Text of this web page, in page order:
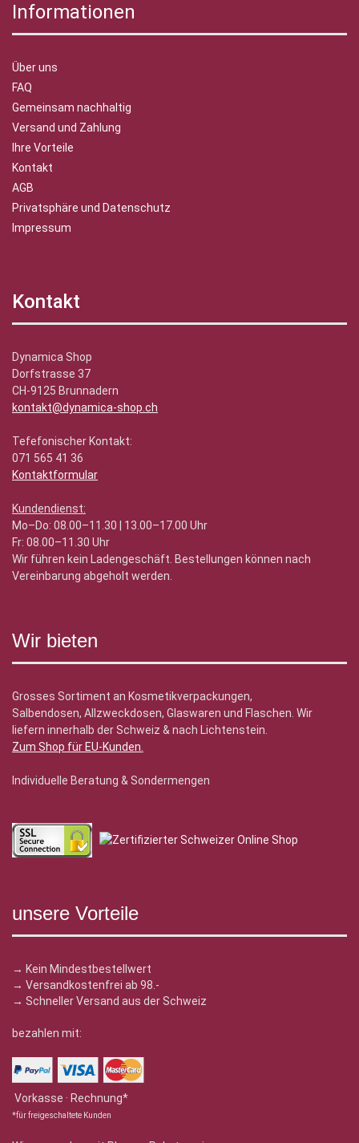
Informationen
Über uns
FAQ
Gemeinsam nachhaltig
Versand und Zahlung
Ihre Vorteile
Kontakt
AGB
Privatsphäre und Datenschutz
Impressum
Kontakt
Dynamica Shop
Dorfstrasse 37
CH-9125 Brunnadern
kontakt@dynamica-shop.ch
Tefefonischer Kontakt:
071 565 41 36
Kontaktformular
Kundendienst:
Mo–Do: 08.00–11.30 | 13.00–17.00 Uhr
Fr: 08.00–11.30 Uhr
Wir führen kein Ladengeschäft. Bestellungen können nach
Vereinbarung abgeholt werden.
Wir bieten
Grosses Sortiment an Kosmetikverpackungen,
Salbendosen, Allzweckdosen, Glaswaren und Flaschen. Wir
liefern innerhalb der Schweiz & nach Lichtenstein.
Zum Shop für EU-Kunden.
Individuelle Beratung & Sondermengen
unsere Vorteile
→ Kein Mindestbestellwert
→ Versandkostenfrei ab 98.-
→ Schneller Versand aus der Schweiz
bezahlen mit:
Vorkasse · Rechnung*
*für freigeschaltete Kunden